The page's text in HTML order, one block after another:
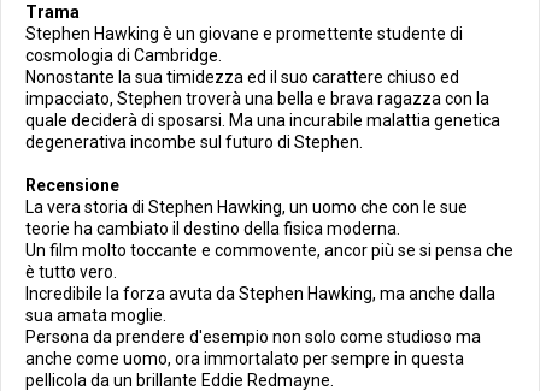
Trama
Stephen Hawking è un giovane e promettente studente di
cosmologia di Cambridge.
Nonostante la sua timidezza ed il suo carattere chiuso ed
impacciato, Stephen troverà una bella e brava ragazza con la
quale deciderà di sposarsi. Ma una incurabile malattia genetica
degenerativa incombe sul futuro di Stephen.
Recensione
La vera storia di Stephen Hawking, un uomo che con le sue
teorie ha cambiato il destino della fisica moderna.
Un film molto toccante e commovente, ancor più se si pensa che
è tutto vero.
Incredibile la forza avuta da Stephen Hawking, ma anche dalla
sua amata moglie.
Persona da prendere d'esempio non solo come studioso ma
anche come uomo, ora immortalato per sempre in questa
pellicola da un brillante Eddie Redmayne.